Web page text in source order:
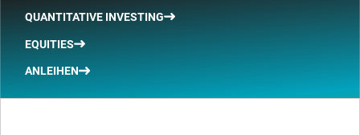
QUANTITATIVE INVESTING
EQUITIES
ANLEIHEN